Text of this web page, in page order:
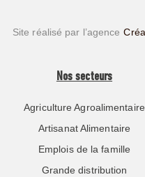
Site réalisé par l’agence
Nos secteurs
Agriculture Agroalimentaire
Artisanat Alimentaire
Emplois de la famille
Grande distribution